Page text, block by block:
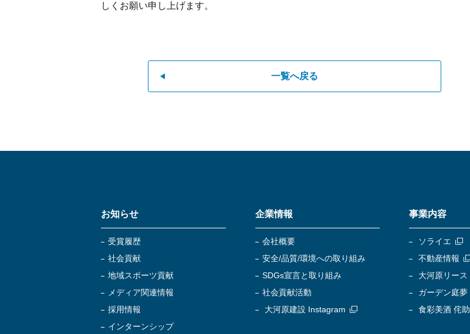
しくお願い申し上げます。
一覧へ戻る
お知らせ
受賞履歴
社会貢献
地域スポーツ貢献
メディア関連情報
採用情報
インターンシップ
企業情報
会社概要
安全/品質/環境への取り組み
SDGs宣言と取り組み
社会貢献活動
大河原建設 Instagram
事業内容
ソライエ
不動産情報
大河原リース
ガーデン庭夢
食彩美酒 侘助